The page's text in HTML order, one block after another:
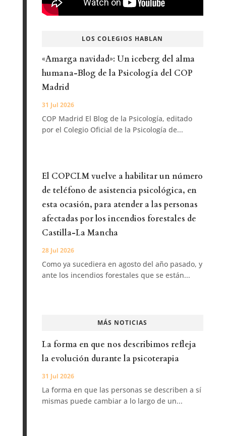
LOS COLEGIOS HABLAN
«Amarga navidad»: Un iceberg del alma
humana-Blog de la Psicología del COP
Madrid
31 Jul 2026
COP Madrid El Blog de la Psicología, editado
por el Colegio Oficial de la Psicología de...
El COPCLM vuelve a habilitar un número
de teléfono de asistencia psicológica, en
esta ocasión, para atender a las personas
afectadas por los incendios forestales de
Castilla-La Mancha
28 Jul 2026
Como ya sucediera en agosto del año pasado, y
ante los incendios forestales que se están...
MÁS NOTICIAS
La forma en que nos describimos refleja
la evolución durante la psicoterapia
31 Jul 2026
La forma en que las personas se describen a sí
mismas puede cambiar a lo largo de un...